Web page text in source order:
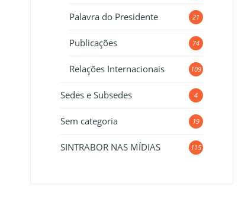
Palavra do Presidente 21
Publicações 74
Relações Internacionais 109
Sedes e Subsedes 4
Sem categoria 19
SINTRABOR NAS MÍDIAS 115